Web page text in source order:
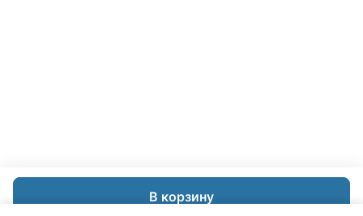
В корзину